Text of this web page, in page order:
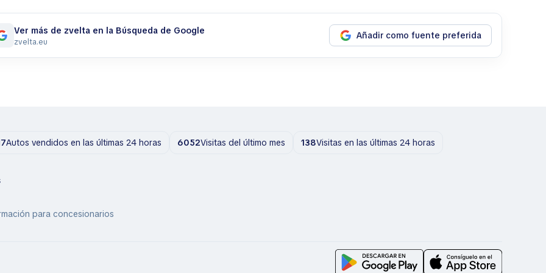
Ver más de zvelta en la Búsqueda de Google
zvelta.eu
Añadir como fuente preferida
Autos vendidos en las últimas 24 horas 6052Visitas del último mes 138Visitas en las últimas 24 horas
para concesionarios